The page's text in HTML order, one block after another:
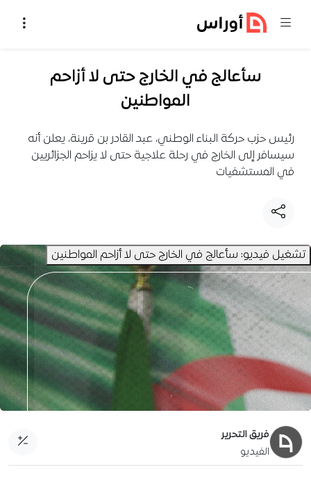
سأعالج في الخارج حتى لا أزاحم
المواطنين
رئيس حزب حركة البناء الوطني، عبد القادر بن قرينة، يعلن أنه
سيسافر إلى الخارج في رحلة علاجية حتى لا يزاحم الجزائريين
في المستشفيات
تشغيل فيديو: سأعالج في الخارج حتى لا أزاحم المواطنين
فريق التحرير
الفيديو